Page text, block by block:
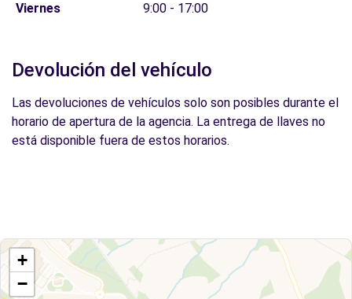
Viernes
9:00 - 17:00
Devolución del vehículo
Las devoluciones de vehículos solo son posibles durante el
horario de apertura de la agencia. La entrega de llaves no
está disponible fuera de estos horarios.
+
−